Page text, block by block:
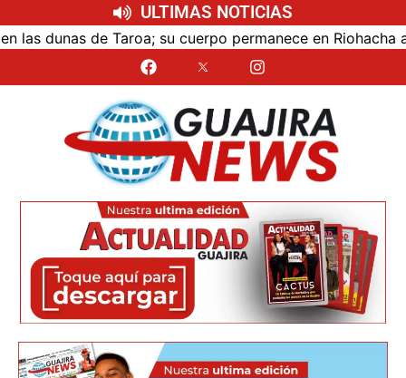
ULTIMAS NOTICIAS
de Taroa; su cuerpo permanece en Riohacha a la